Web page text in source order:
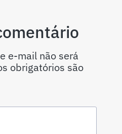
e-mail não será
obrigatórios são